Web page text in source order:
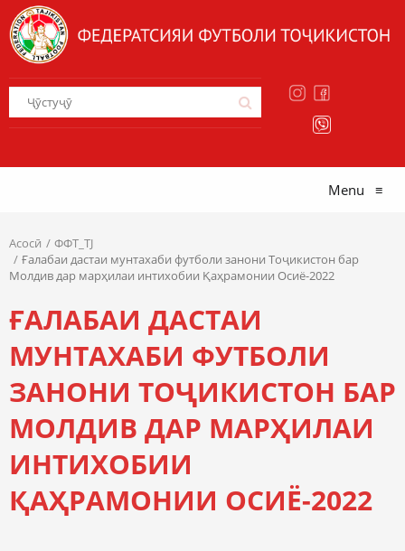
Menu ≡
Асосӣ
ФФТ_TJ
Ғалабаи дастаи мунтахаби футболи занони Тоҷикистон бар
Молдив дар марҳилаи интихобии Қаҳрамонии Осиё-2022
ҒАЛАБАИ ДАСТАИ
МУНТАХАБИ ФУТБОЛИ
ЗАНОНИ ТОҶИКИСТОН БАР
МОЛДИВ ДАР МАРҲИЛАИ
ИНТИХОБИИ
ҚАҲРАМОНИИ ОСИЁ-2022